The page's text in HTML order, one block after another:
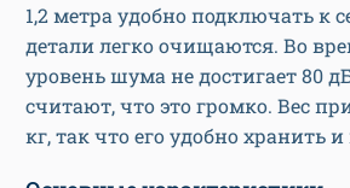
1,2 метра удобно подключать к
детали легко очищаются. Во
уровень шума не достигает 80
считают, что это громко. Вес
кг, так что его удобно хранить